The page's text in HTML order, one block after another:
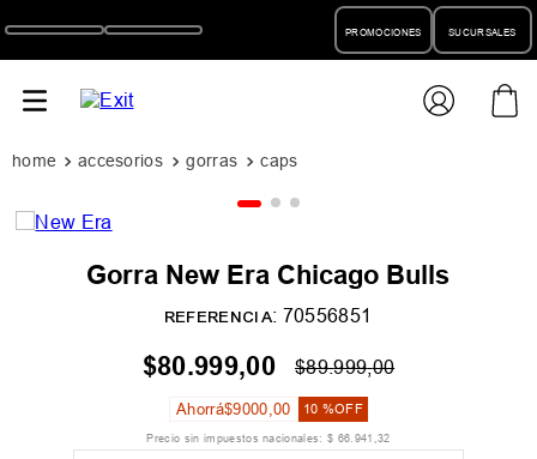
PROMOCIONES SUCURSALES
accesorios gorras caps
Gorra New Era Chicago Bulls
REFERENCIA: 70556851
$80.999,00 $89.999,00
Ahorrá$9000,00 10 %OFF
Precio sin impuestos nacionales: $ 66.941,32